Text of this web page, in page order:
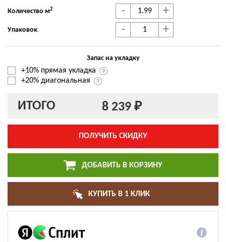
Количество м2 - +
Упаковок - +
Запас на укладку
+10% прямая укладка
+20% диагональная
ИТОГО 8 239 ₽
ПОЛУЧИТЬ СКИДКУ
ДОБАВИТЬ В КОРЗИНУ
КУПИТЬ В 1 КЛИК